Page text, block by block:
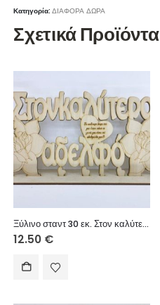
Κατηγορία:ΔΙΑΦΟΡΑ ΔΩΡΑ
Σχετικά Προϊόντα
Ξύλινο σταντ 30 εκ. Στον καλύτερο αδελφό
12.50 €